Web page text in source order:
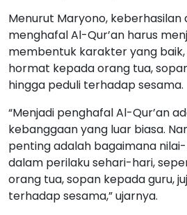
Menurut Maryono,
menghafal Al-Qur’an harus
membentuk karakter yang baik,
hormat kepada orang tua,
hingga peduli terhadap sesama.
“Menjadi penghafal Al-Qur’an
kebanggaan yang luar biasa.
penting adalah bagaimana
dalam perilaku sehari-hari,
orang tua, sopan kepada guru,
terhadap sesama,” ujarnya.